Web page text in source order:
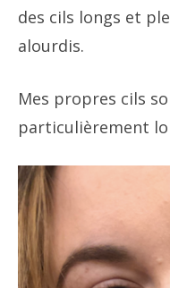
des cils longs et
alourdis.
Mes propres cils
particulièrement